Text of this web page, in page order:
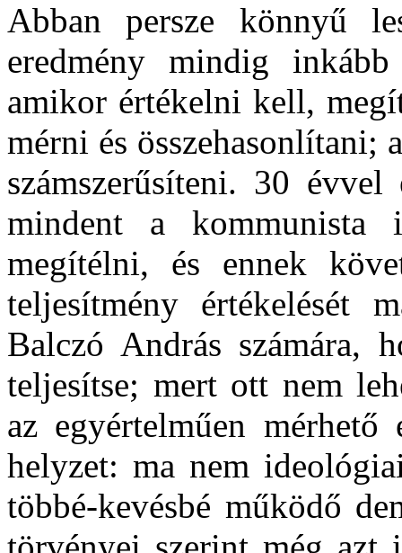
Abban persze könnyű
eredmény mindig
amikor értékelni kell,
mérni és összehasonlítani;
számszerűsíteni. 30
mindent a kommunista
megítélni, és ennek
teljesítmény értékelését
Balczó András számára,
teljesítse; mert ott nem
az egyértelműen
helyzet: ma nem
többé-kevésbé működő